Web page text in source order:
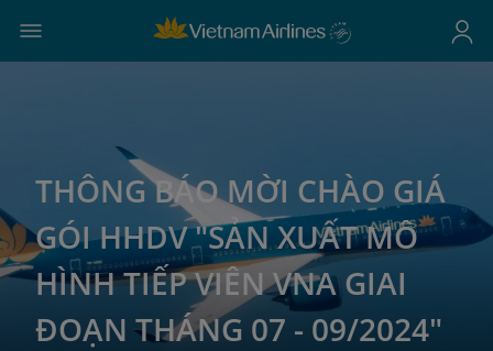
THÔNG BÁO MỜI CHÀO GIÁ
GÓI HHDV "SẢN XUẤT MÔ
HÌNH TIẾP VIÊN VNA GIAI
ĐOẠN THÁNG 07 - 09/2024"